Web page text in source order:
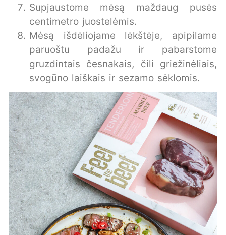
Supjaustome mėsą maždaug pusės
centimetro juostelėmis.
Mėsą išdėliojame lėkštėje, apipilame
paruoštu padažu ir pabarstome
gruzdintais česnakais, čili griežinėliais,
svogūno laiškais ir sezamo sėklomis.